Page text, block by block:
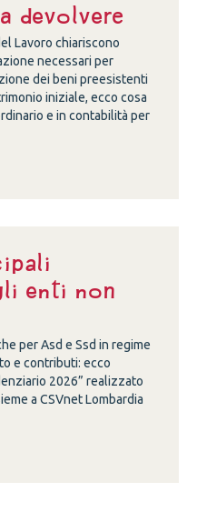
devolvere
Lavoro chiariscono
necessari per
dei beni preesistenti
iniziale, ecco cosa
e in contabilità per
enti non
per Asd e Ssd in regime
e contributi: ecco
2026” realizzato
a CSVnet Lombardia